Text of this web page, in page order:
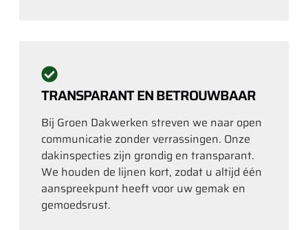
TRANSPARANT EN BETROUWBAAR
Bij Groen Dakwerken streven we naar open
communicatie zonder verrassingen. Onze
dakinspecties zijn grondig en transparant.
We houden de lijnen kort, zodat u altijd één
aanspreekpunt heeft voor uw gemak en
gemoedsrust.